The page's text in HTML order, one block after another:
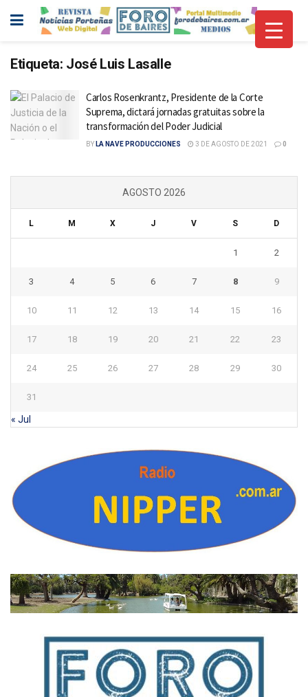
Etiqueta: José Luis Lasalle
Carlos Rosenkrantz, Presidente de la Corte
Suprema, dictará jornadas gratuitas sobre la
transformación del Poder Judicial
BY LA NAVE PRODUCCIONES 3 DE AGOSTO DE 2021 0
AGOSTO 2026
L M X J V S D
1 2
3 4 5 6 7 8 9
10 11 12 13 14 15 16
17 18 19 20 21 22 23
24 25 26 27 28 29 30
31
« Jul